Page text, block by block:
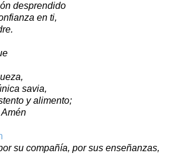
desprendido
en ti,
savia,
y alimento;
su compañía, por sus enseñanzas,